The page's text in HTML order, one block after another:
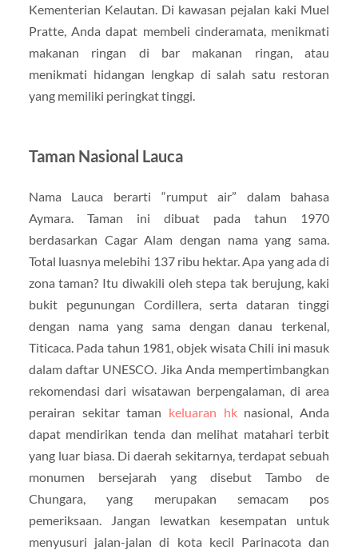
Kementerian Kelautan. Di kawasan pejalan kaki Muel
Pratte, Anda dapat membeli cinderamata, menikmati
makanan ringan di bar makanan ringan, atau
menikmati hidangan lengkap di salah satu restoran
yang memiliki peringkat tinggi.
Taman Nasional Lauca
Nama Lauca berarti “rumput air” dalam bahasa
Aymara. Taman ini dibuat pada tahun 1970
berdasarkan Cagar Alam dengan nama yang sama.
Total luasnya melebihi 137 ribu hektar. Apa yang ada di
zona taman? Itu diwakili oleh stepa tak berujung, kaki
bukit pegunungan Cordillera, serta dataran tinggi
dengan nama yang sama dengan danau terkenal,
Titicaca. Pada tahun 1981, objek wisata Chili ini masuk
dalam daftar UNESCO. Jika Anda mempertimbangkan
rekomendasi dari wisatawan berpengalaman, di area
perairan sekitar taman keluaran hknasional, Anda
dapat mendirikan tenda dan melihat matahari terbit
yang luar biasa. Di daerah sekitarnya, terdapat sebuah
monumen bersejarah yang disebut Tambo de
Chungara, yang merupakan semacam pos
pemeriksaan. Jangan lewatkan kesempatan untuk
menyusuri jalan-jalan di kota kecil Parinacota dan